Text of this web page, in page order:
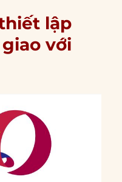
thiết lập
với